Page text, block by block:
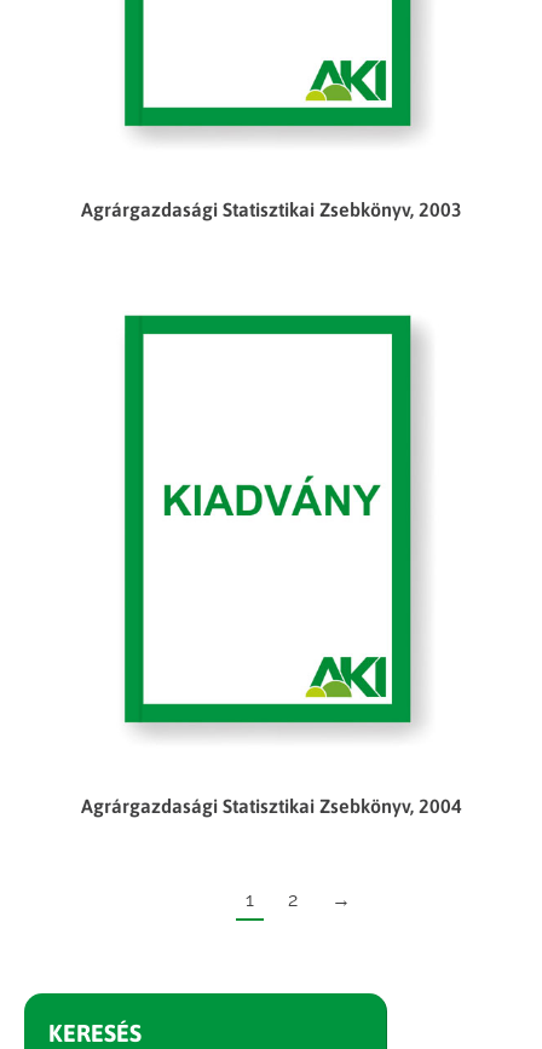
Agrárgazdasági Statisztikai Zsebkönyv, 2003
Agrárgazdasági Statisztikai Zsebkönyv, 2004
1 2 →
KERESÉS